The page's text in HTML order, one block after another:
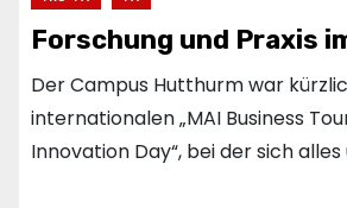
Forschung und Praxis
Der Campus Hutthurm war
internationalen „MAI Business
Innovation Day“, bei der sich alles